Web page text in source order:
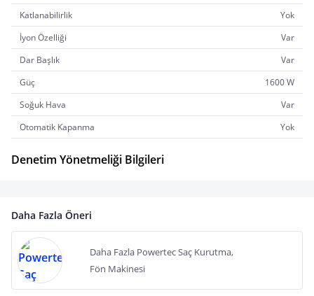
Katlanabilirlik
Yok
İyon Özelliği
Var
Dar Başlık
Var
Güç
1600 W
Soğuk Hava
Var
Otomatik Kapanma
Yok
Denetim Yönetmeliği Bilgileri
Daha Fazla Öneri
Daha Fazla Powertec Saç Kurutma,
Fön Makinesi